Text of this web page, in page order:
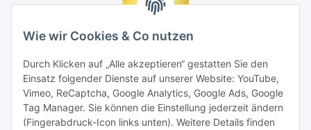
Wie wir Cookies & Co nutzen
Durch Klicken auf „Alle akzeptieren“ gestatten Sie den
Einsatz folgender Dienste auf unserer Website: YouTube,
Vimeo, ReCaptcha, Google Analytics, Google Ads, Google
Tag Manager. Sie können die Einstellung jederzeit ändern
(Fingerabdruck-Icon links unten). Weitere Details finden